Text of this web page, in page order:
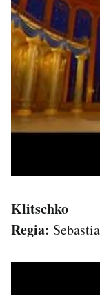
Klitschko
Regia: